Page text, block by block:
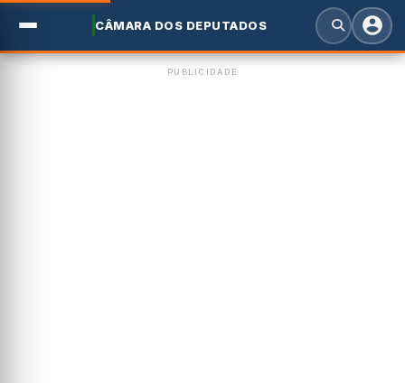
CÂMARA DOS DEPUTADOS
PUBLICIDADE